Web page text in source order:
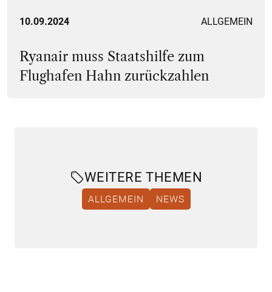
10.09.2024 ALLGEMEIN
Ryanair muss Staatshilfe zum
Flughafen Hahn zurückzahlen
WEITERE THEMEN
ALLGEMEIN NEWS